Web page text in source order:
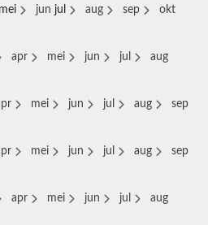
mei jun jul aug sep
okt
apr mei jun jul
aug
mei jun jul aug
sep
mei jun jul aug
sep
apr mei jun jul
aug